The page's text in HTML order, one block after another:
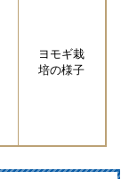
ヨモギ栽
培の様子